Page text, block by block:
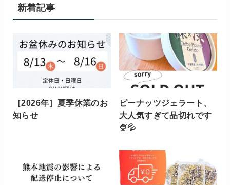
新着記事
［2026年］夏季休業のお
知らせ
ピーナッツジェラート、
大人気すぎて品切れです
🍨💦